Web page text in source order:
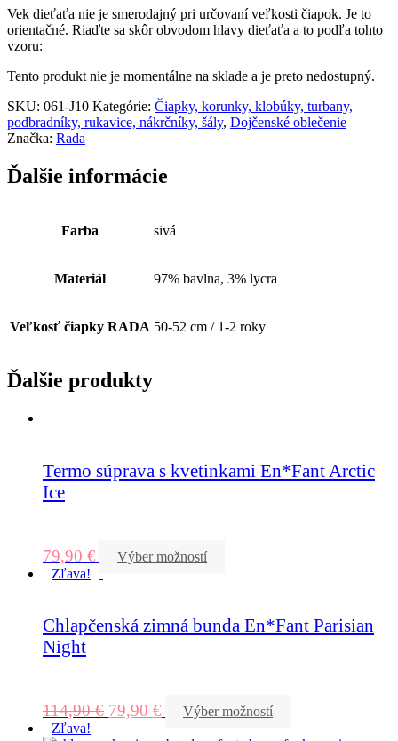
Vek dieťaťa nie je smerodajný pri určovaní veľkosti čiapok. Je to
orientačné. Riaďte sa skôr obvodom hlavy dieťaťa a to podľa tohto
vzoru:
Tento produkt nie je momentálne na sklade a je preto nedostupný.
SKU: 061-J10 Kategórie: Čiapky, korunky, klobúky, turbany,
podbradníky, rukavice, nákrčníky, šály, Dojčenské oblečenie
Značka: Rada
Ďalšie informácie
Farba sivá
Materiál 97% bavlna, 3% lycra
Veľkosť čiapky RADA 50-52 cm / 1-2 roky
Ďalšie produkty
Termo súprava s kvetinkami En*Fant Arctic
Ice
79,90 €
Výber možností
Zľava!
Chlapčenská zimná bunda En*Fant Parisian
Night
114,90€ 79,90 €
Výber možností
Zľava!